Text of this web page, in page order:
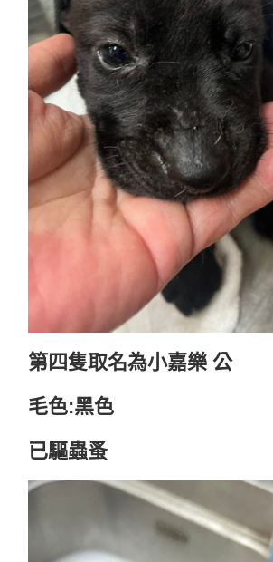
第四隻取名為小嘉樂 公
毛色:黑色
已驅蟲蚤